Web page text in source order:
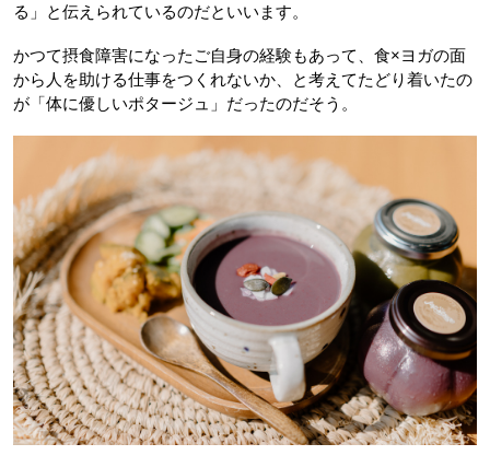
る」と伝えられているのだといいます。
かつて摂食障害になったご自身の経験もあって、食×ヨガの面
から人を助ける仕事をつくれないか、と考えてたどり着いたの
が「体に優しいポタージュ」だったのだそう。